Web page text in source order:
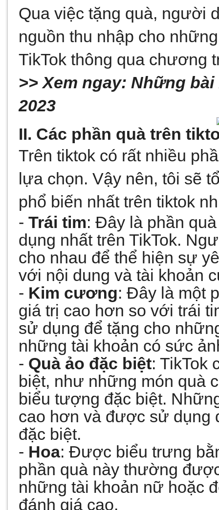
Qua việc tặng quà, người
nguồn thu nhập cho
TikTok thông qua chương
>> Xem ngay: Những
2023
II. Các phần quà trên
Trên tiktok có rất nhiều
lựa chọn. Vậy nên, tôi sẽ
phổ biến nhất trên tiktok
- Trái tim: Đây là phần
dụng nhất trên TikTok.
cho nhau để thể hiện sự
với nội dung và tài khoản
- Kim cương: Đây là một
giá trị cao hơn so với trái
sử dụng để tặng cho
những tài khoản có sức
- Quà ảo đặc biệt: TikTok
biệt, như những món quà
biểu tượng đặc biệt.
cao hơn và được sử dụng
đặc biệt.
- Hoa: Được biểu trưng
phần quà này thường
những tài khoản nữ hoặc
đánh giá cao.